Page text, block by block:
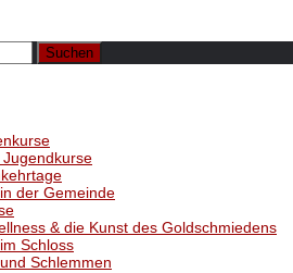
der Gemeinde
& die Kunst des Goldschmiedens
Schloss
Schlemmen